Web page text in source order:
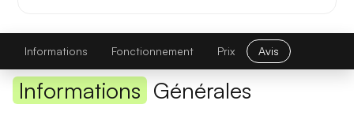
Devi
Visiter le site
Informations
Fonctionnement Prix Avis
Informations Générales